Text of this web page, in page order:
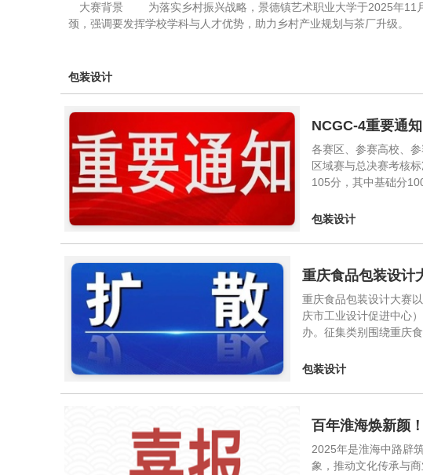
大赛背景 为落实乡村振兴战略，景德镇艺术职业大学于2025年11月
颈，强调要发挥学校学科与人才优势，助力乡村产业规划与茶厂升级。
包装设计
NCGC-4重要通
各赛区、参赛高校、
区域赛与总决赛考核
105分，其中基础分
包装设计
重庆食品包装设计
重庆食品包装设计大赛
庆市工业设计促进中心
办。征集类别围绕重庆
包装设计
百年淮海焕新颜
2025年是淮海中路辟
象，推动文化传承与